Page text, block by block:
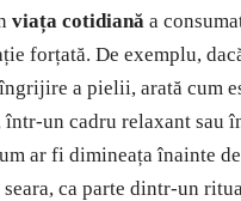
viața cotidiană a
forțată. De exemplu,
a pielii, arată cum
într-un cadru relaxant sau
ar fi dimineața înainte
seara, ca parte dintr-un